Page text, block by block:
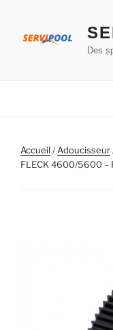
contenu
Des
Accueil/Adoucisseur
FLECK 4600/5600 –